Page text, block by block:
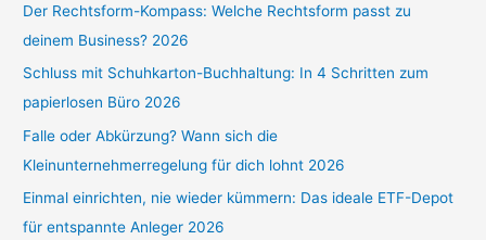
Der Rechtsform-Kompass: Welche Rechtsform passt zu
deinem Business? 2026
Schluss mit Schuhkarton-Buchhaltung: In 4 Schritten zum
papierlosen Büro 2026
Falle oder Abkürzung? Wann sich die
Kleinunternehmerregelung für dich lohnt 2026
Einmal einrichten, nie wieder kümmern: Das ideale ETF-Depot
für entspannte Anleger 2026